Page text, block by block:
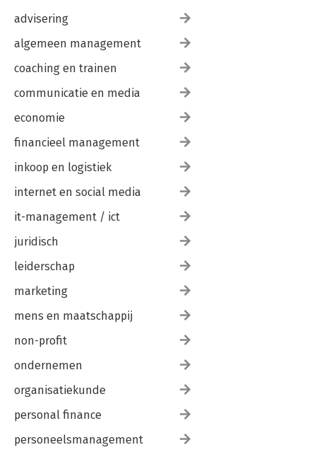
Dankwoord 220
advisering
algemeen management
coaching en trainen
communicatie en media
economie
financieel management
inkoop en logistiek
internet en social media
it-management / ict
juridisch
leiderschap
marketing
mens en maatschappij
non-profit
ondernemen
organisatiekunde
personal finance
personeelsmanagement